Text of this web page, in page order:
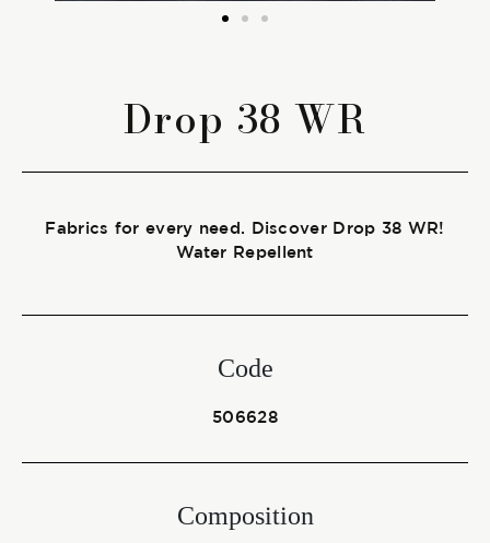
Drop 38 WR
Fabrics for every need. Discover Drop 38 WR!
Water Repellent
Code
506628
Composition
SUSTAINABILITY
UpCycle